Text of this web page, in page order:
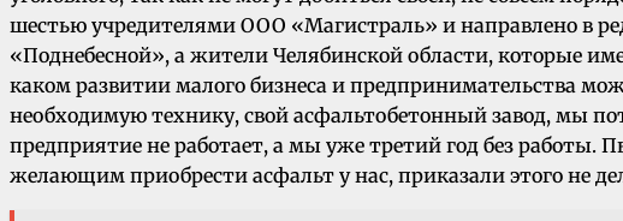
шестью учредителями ООО «Магистраль» и направлено в
«Поднебесной», а жители Челябинской области, которые
каком развитии малого бизнеса и предпринимательства
необходимую технику, свой асфальтобетонный завод, мы
предприятие не работает, а мы уже третий год без
желающим приобрести асфальт у нас, приказали этого не